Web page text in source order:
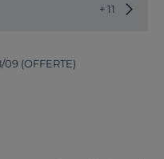
+ 11
(OFFERTE)